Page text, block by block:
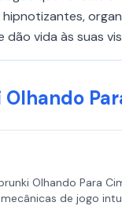
vida às suas
Olhando Para
de jogo